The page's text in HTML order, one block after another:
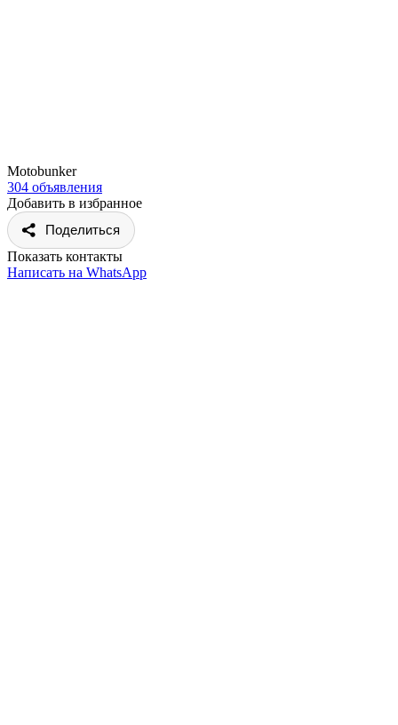
Motobunker
304 объявления
Добавить в избранное
Поделиться
Показать контакты
Написать на WhatsApp